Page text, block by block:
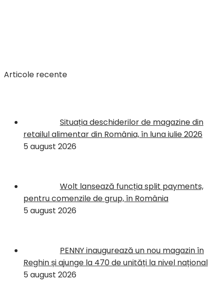
Articole recente
Situația deschiderilor de magazine din
retailul alimentar din România, în luna iulie 2026
5 august 2026
Wolt lansează funcția split payments,
pentru comenzile de grup, în România
5 august 2026
PENNY inaugurează un nou magazin în
Reghin și ajunge la 470 de unități la nivel național
5 august 2026